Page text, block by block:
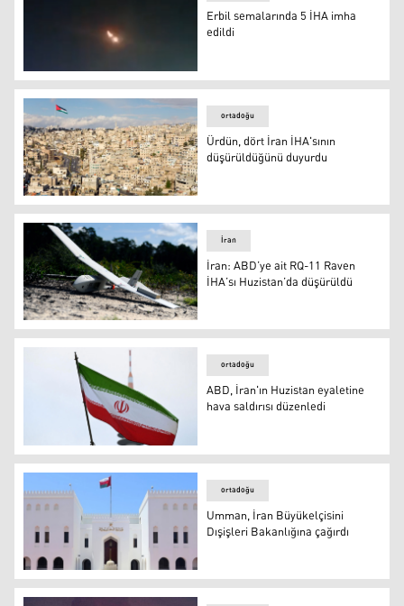
Erbil semalarında 5 İHA imha edildi
Erbil semalarında 5 İHA imha
edildi
Ürdün, dört İran İHA'sının düşürüldüğünü duyurdu
ortadoğu
Ürdün, dört İran İHA'sının
düşürüldüğünü duyurdu
İran: ABD’ye ait RQ-11 Raven İHA’sı Huzistan’da
İran
İran: ABD’ye ait RQ-11 Raven
İHA’sı Huzistan’da düşürüldü
ABD, İran'ın Huzistan eyaletine hava saldırısı düzenledi
ortadoğu
ABD, İran'ın Huzistan eyaletine
hava saldırısı düzenledi
Umman, İran Büyükelçisini Dışişleri Bakanlığına çağırdı
ortadoğu
Umman, İran Büyükelçisini
Dışişleri Bakanlığına çağırdı